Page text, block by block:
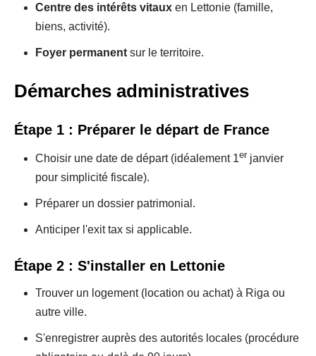
Centre des intérêts vitaux en Lettonie (famille,
biens, activité).
Foyer permanent sur le territoire.
Démarches administratives
Étape 1 : Préparer le départ de France
Choisir une date de départ (idéalement 1er janvier
pour simplicité fiscale).
Préparer un dossier patrimonial.
Anticiper l'exit tax si applicable.
Étape 2 : S'installer en Lettonie
Trouver un logement (location ou achat) à Riga ou
autre ville.
S'enregistrer auprès des autorités locales (procédure